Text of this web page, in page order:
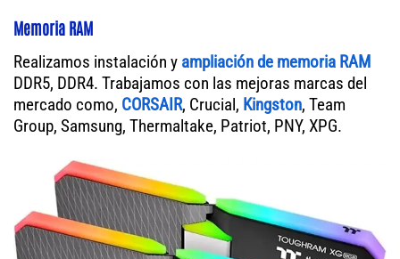
Memoria RAM
Realizamos instalación y ampliación de memoria RAM
DDR5, DDR4. Trabajamos con las mejoras marcas del
mercado como, CORSAIR, Crucial, Kingston, Team
Group, Samsung, Thermaltake, Patriot, PNY, XPG.